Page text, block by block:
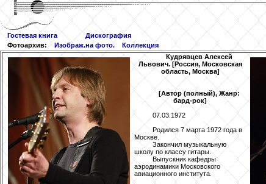
Гостевая книга
Дискография
Фотоархив:
Изображ.на фото.
Коллекция
Кудрявцев Алексей
Львович. [Россия, Московская
область, Москва]
[Автор (полный), Жанр:
бард-рок]
07.03.1972
Родился 7 марта 1972 года в
Москве.
Закончил музыкальную
школу по классу гитары.
Выпускник кафедры
аэродинамики Московского
авиационного института.